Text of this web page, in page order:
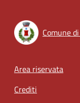
Comune
Footer
Area riservata
Crediti